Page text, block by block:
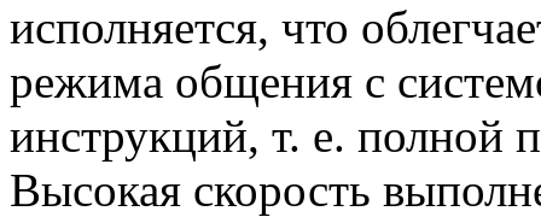
исполняется, что
режима общения с
инструкций, т. е. полной
Высокая скорость